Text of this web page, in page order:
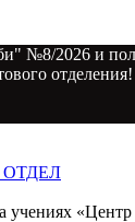
№8/2026 и
отделения!
учениях